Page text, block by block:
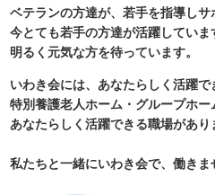
ベテランの方達が、若手を指導しサ
今とても若手の方達が活躍していま
明るく元気な方を待っています。
いわき会には、あなたらしく活躍で
特別養護老人ホーム・グループホー
あなたらしく活躍できる職場があり
私たちと一緒にいわき会で、働きま